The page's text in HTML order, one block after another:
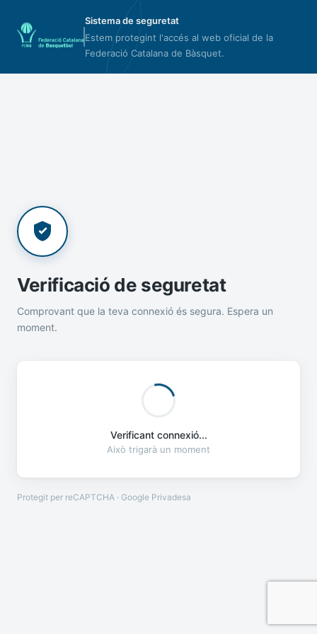
Sistema de seguretat
Estem protegint l'accés al web oficial de la
Federació Catalana de Bàsquet.
Verificació de seguretat
Comprovant que la teva connexió és segura. Espera un
moment.
Verificant connexió...
Això trigarà un moment
Protegit per reCAPTCHA · Google Privadesa